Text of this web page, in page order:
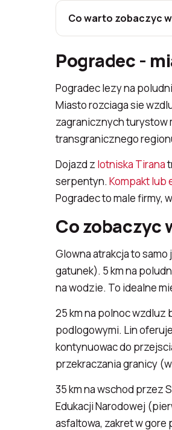
Co warto zobaczyc
Pogradec -
Pogradec lezy na
Miasto rozciaga sie
zagranicznych turystow
transgranicznego
Dojazd z lotniska Tirana
serpentyn. Kompakt lub
Pogradec to male firmy,
Co zobaczyc
Glowna atrakcja to
gatunek). 5 km na
na wodzie. To idealne
25 km na polnoc wzdluz
podlogowymi. Lin
kontynuowac do
przekraczania granicy
35 km na wschod przez
Edukacji Narodowej
asfaltowa, zakret w